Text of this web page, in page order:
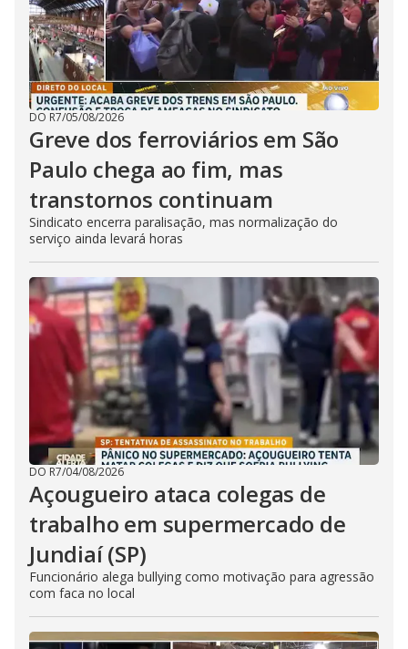
DO R7/05/08/2026
Greve dos ferroviários em São
Paulo chega ao fim, mas
transtornos continuam
Sindicato encerra paralisação, mas normalização do
serviço ainda levará horas
DO R7/04/08/2026
Açougueiro ataca colegas de
trabalho em supermercado de
Jundiaí (SP)
Funcionário alega bullying como motivação para agressão
com faca no local